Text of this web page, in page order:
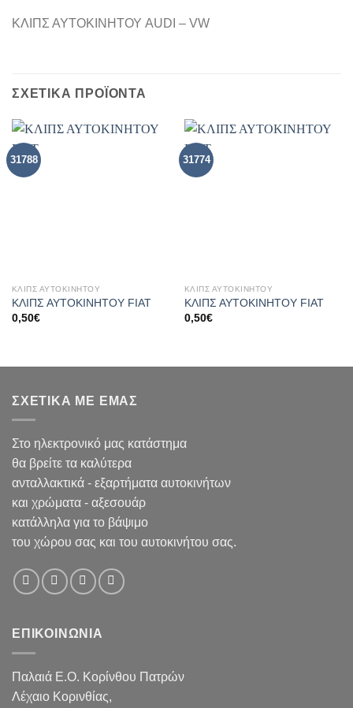
ΚΛΙΠΣ ΑΥΤΟΚΙΝΗΤΟΥ AUDI – VW
ΣΧΕΤΙΚΑ ΠΡΟΪΟΝΤΑ
31788
ΚΛΙΠΣ ΑΥΤΟΚΙΝΗΤΟΥ
ΚΛΙΠΣ ΑΥΤΟΚΙΝΗΤΟΥ FIAT
0,50€
31774
ΚΛΙΠΣ ΑΥΤΟΚΙΝΗΤΟΥ
ΚΛΙΠΣ ΑΥΤΟΚΙΝΗΤΟΥ FIAT
0,50€
ΣΧΕΤΙΚΑ ΜΕ ΕΜΑΣ
Στο ηλεκτρονικό μας κατάστημα
θα βρείτε τα καλύτερα
ανταλλακτικά - εξαρτήματα αυτοκινήτων
και χρώματα - αξεσουάρ
κατάλληλα για το βάψιμο
του χώρου σας και του αυτοκινήτου σας.
ΕΠΙΚΟΙΝΩΝΙΑ
Παλαιά Ε.Ο. Κορίνθου Πατρών
Λέχαιο Κορινθίας,